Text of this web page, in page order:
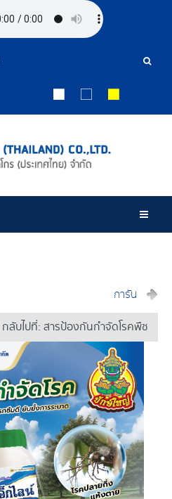
เครื่อ
การัน
กลับไปที่: สารป้องกันกำจัดโรคพืช